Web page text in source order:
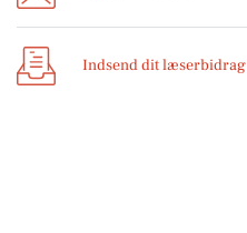
Indsend dit læserbidrag